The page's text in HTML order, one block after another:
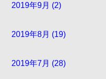
2019年9月 (2)
2019年8月 (19)
2019年7月 (28)